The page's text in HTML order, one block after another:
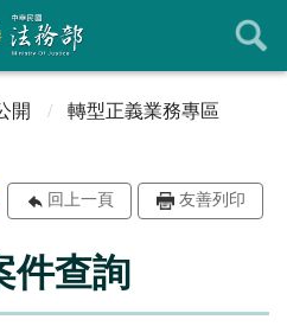
開
轉型正義業務專區
回上一頁 友善列印
件查詢